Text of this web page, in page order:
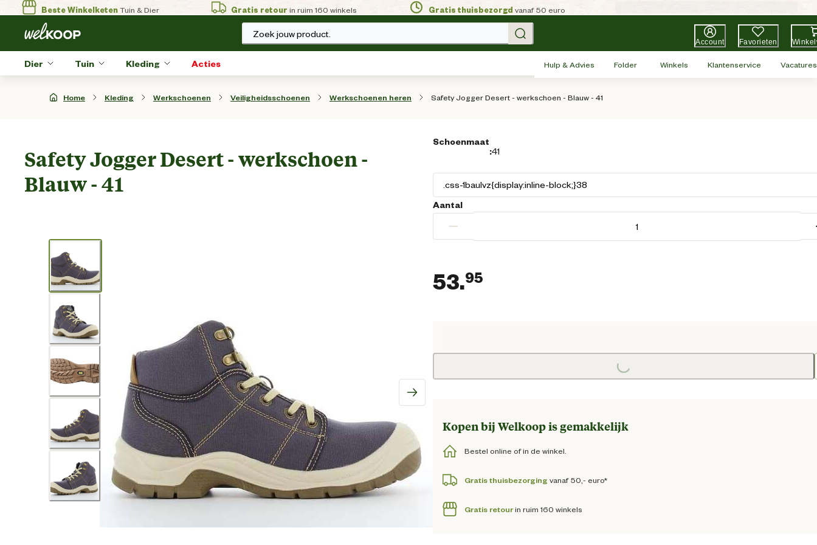
Beste WinkelketenTuin & Dier Gratis retour in ruim 160 winkels Gratis thuisbezorgd vanaf 50 euro
Zoek jouw product.
Account Favorieten
Dier Tuin Kleding Acties Hulp & Advies Folder Winkels Klantenservice Vacatures
Home Kleding Werkschoenen Veiligheidsschoenen Werkschoenen heren Safety Jogger Desert - werkschoen - Blauw - 41
Safety Jogger Desert - werkschoen -
Blauw - 41
Schoenmaat
:41
Aantal
−
53.95
Loading...
Kopen bij Welkoop is gemakkelijk
Bestel online of in de winkel.
Gratis thuisbezorging vanaf 50,- euro*
Gratis retourin ruim 160 winkels